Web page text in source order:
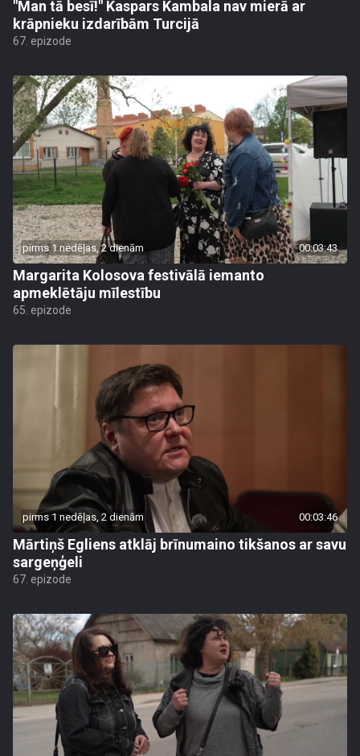
"Man tā besī!" Kaspars Kambala nav mierā ar
krāpnieku izdarībām Turcijā
67. epizode
pirms 1 nedēļas, 2 dienām 00:03:43
Margarita Kolosova festivālā iemanto
apmeklētāju mīlestību
65. epizode
pirms 1 nedēļas, 2 dienām 00:03:46
Mārtiņš Egliens atklāj brīnumaino tikšanos ar savu
sargeņģeli
67. epizode